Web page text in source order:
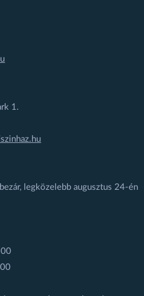
1.
legközelebb augusztus 24-én